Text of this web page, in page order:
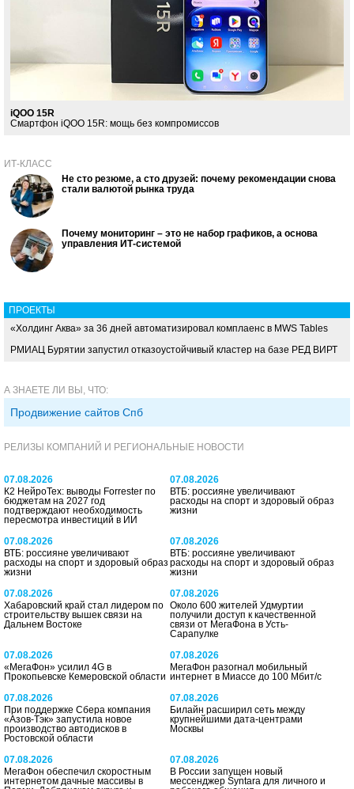
iQOO 15R
Смартфон iQOO 15R: мощь без компромиссов
ИТ-КЛАСС
Не сто резюме, а сто друзей: почему рекомендации снова
стали валютой рынка труда
Почему мониторинг – это не набор графиков, а основа
управления ИТ-системой
ПРОЕКТЫ
«Холдинг Аква» за 36 дней автоматизировал комплаенс в MWS Tables
РМИАЦ Бурятии запустил отказоустойчивый кластер на базе РЕД ВИРТ
А ЗНАЕТЕ ЛИ ВЫ, ЧТО:
Продвижение сайтов Спб
РЕЛИЗЫ КОМПАНИЙ И РЕГИОНАЛЬНЫЕ НОВОСТИ
07.08.2026
К2 НейроТех: выводы Forrester по
бюджетам на 2027 год
подтверждают необходимость
пересмотра инвестиций в ИИ
07.08.2026
ВТБ: россияне увеличивают
расходы на спорт и здоровый образ
жизни
07.08.2026
ВТБ: россияне увеличивают
расходы на спорт и здоровый образ
жизни
07.08.2026
ВТБ: россияне увеличивают
расходы на спорт и здоровый образ
жизни
07.08.2026
Хабаровский край стал лидером по
строительству вышек связи на
Дальнем Востоке
07.08.2026
Около 600 жителей Удмуртии
получили доступ к качественной
связи от МегаФона в Усть-
Сарапулке
07.08.2026
«МегаФон» усилил 4G в
Прокопьевске Кемеровской области
07.08.2026
МегаФон разогнал мобильный
интернет в Миассе до 100 Мбит/с
07.08.2026
При поддержке Сбера компания
«Азов-Тэк» запустила новое
производство автодисков в
Ростовской области
07.08.2026
Билайн расширил сеть между
крупнейшими дата-центрами
Москвы
07.08.2026
МегаФон обеспечил скоростным
интернетом дачные массивы в
07.08.2026
В России запущен новый
мессенджер Syntara для личного и